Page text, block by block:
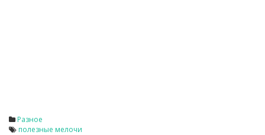
Разное
полезные мелочи